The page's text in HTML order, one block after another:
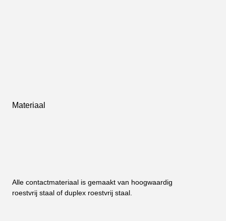
Materiaal
Alle contactmateriaal is gemaakt van hoogwaardig
roestvrij staal of duplex roestvrij staal.